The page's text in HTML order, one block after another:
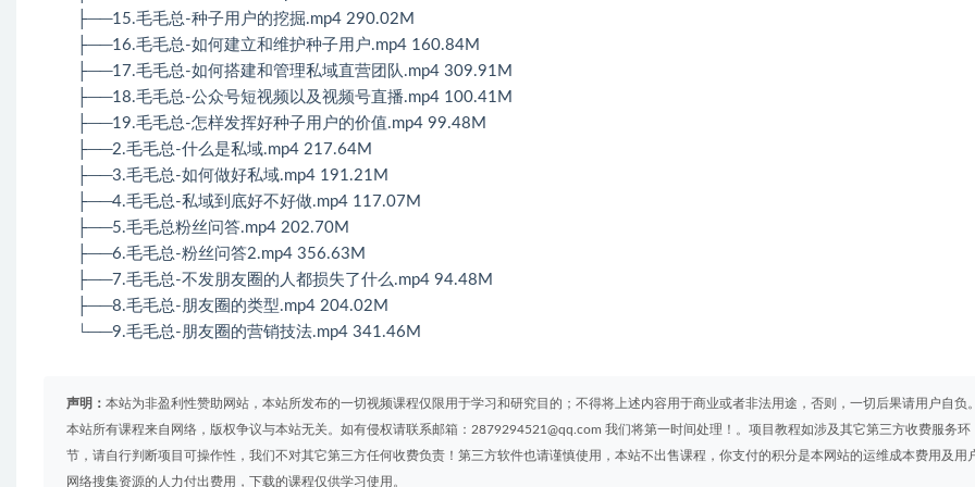
├──15.毛毛总-种子用户的挖掘.mp4 290.02M
├──16.毛毛总-如何建立和维护种子用户.mp4 160.84M
├──17.毛毛总-如何搭建和管理私域直营团队.mp4 309.91M
├──18.毛毛总-公众号短视频以及视频号直播.mp4 100.41M
├──19.毛毛总-怎样发挥好种子用户的价值.mp4 99.48M
├──2.毛毛总-什么是私域.mp4 217.64M
├──3.毛毛总-如何做好私域.mp4 191.21M
├──4.毛毛总-私域到底好不好做.mp4 117.07M
├──5.毛毛总粉丝问答.mp4 202.70M
├──6.毛毛总-粉丝问答2.mp4 356.63M
├──7.毛毛总-不发朋友圈的人都损失了什么.mp4 94.48M
├──8.毛毛总-朋友圈的类型.mp4 204.02M
└──9.毛毛总-朋友圈的营销技法.mp4 341.46M
声明： 本站为非盈利性赞助网站，本站所发布的一切视频课程仅限用于学习和研究目的；不得将上述内容用于商业或者非法用途，否则，一切后果请用户自负
本站所有课程来自网络，版权争议与本站无关。如有侵权请联系邮箱：2879294521@qq.com 我们将第一时间处理！。项目教程如涉及其它第三方收费服务环
节，请自行判断项目可操作性，我们不对其它第三方任何收费负责！第三方软件也请谨慎使用，本站不出售课程，你支付的积分是本网站的运维成本费用及用
网络搜集资源的人力付出费用，下载的课程仅供学习使用。